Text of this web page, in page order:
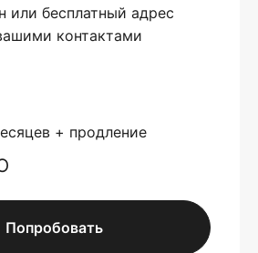
или бесплатный адрес
контактами
+ продление
Попробовать